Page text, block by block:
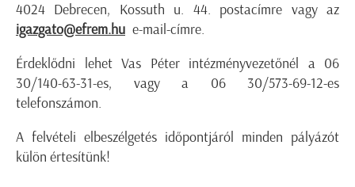
4024 Debrecen, Kossuth u. 44. postacímre vagy az
igazgato@efrem.hu e-mail-címre.
Érdeklődni lehet Vas Péter intézményvezetőnél a 06
30/140-63-31-es, vagy a 06 30/573-69-12-es
telefonszámon.
A felvételi elbeszélgetés időpontjáról minden pályázót
külön értesítünk!